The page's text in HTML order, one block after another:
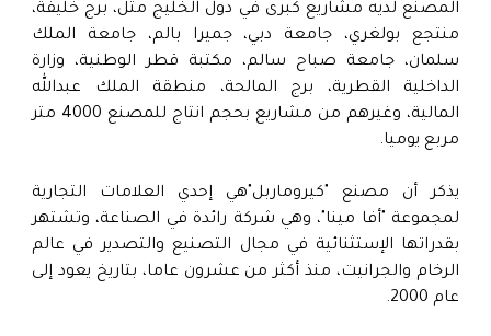
المصنع لديه مشاريع كبرى في دول الخليج مثل، برج خليفة،
منتجع بولغري، جامعة دبي، جميرا بالم، جامعة الملك
سلمان، جامعة صباح سالم، مكتبة قطر الوطنية، وزارة
الداخلية القطرية، برج المالحة، منطقة الملك عبدالله
المالية، وغيرهم من مشاريع بحجم انتاج للمصنع 4000 متر
مربع يوميا.
يذكر أن مصنع "كيروماربل"هي إحدي العلامات التجارية
لمجموعة "أفا مينا"، وهي شركة رائدة في الصناعة، وتشتهر
بقدراتها الإستثنائية في مجال التصنيع والتصدير في عالم
الرخام والجرانيت، منذ أكثر من عشرون عاما، بتاريخ يعود إلى
عام 2000.